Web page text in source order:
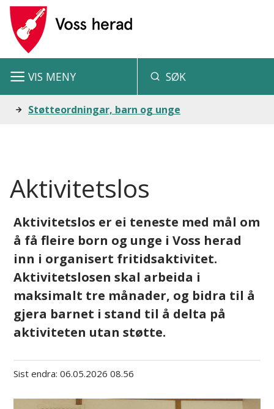
V
s
h
a
d
SØK
VIS MENY
Du Støtteordningar, barn og unge
Aktivitetslos
Aktivitetslos er ei teneste med mål om
å få fleire born og unge i Voss herad
inn i organisert fritidsaktivitet.
Aktivitetslosen skal arbeida i
maksimalt tre månader, og bidra til å
gjera barnet i stand til å delta på
aktiviteten utan støtte.
Sist endra 06.05.2026 08.56